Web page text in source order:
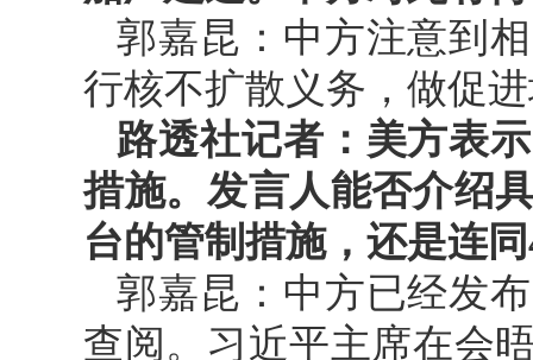
郭嘉昆：中方注意到
行核不扩散义务，做促
路透社记者：美方表
措施。发言人能否介绍
台的管制措施，还是连
郭嘉昆：中方已经发
查阅。习近平主席在会